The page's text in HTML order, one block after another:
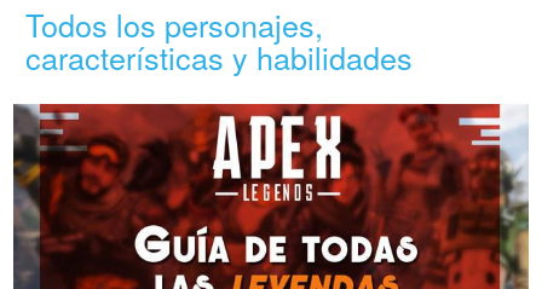
Todos los personajes,
características y habilidades